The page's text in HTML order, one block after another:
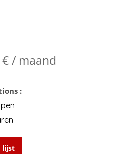
€/ maand
:
lijst